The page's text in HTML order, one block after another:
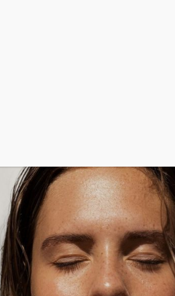
anyajegyek és
természetes változásnak, és
kérnek időpontot
megváltozott, vérzik vagy
az a legfontosabb jel, ha
képtől.
szabálytalan anyajegy
fénylő kis csomó, gyógyulni
csak „nem olyan,
önvizsgálat, a
a leghasznosabb.